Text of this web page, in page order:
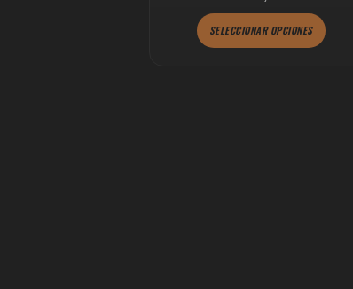
SELECCIONAR OPCIONES
de
producto